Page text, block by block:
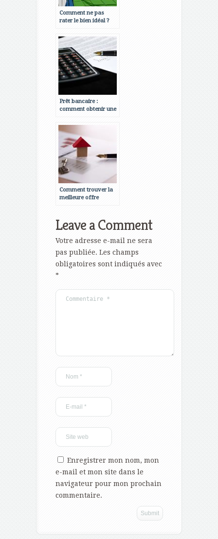
Comment ne pas
rater le bien idéal ?
Prêt bancaire :
comment obtenir une
Comment trouver la
meilleure offre
Leave a Comment
Votre adresse e-mail ne sera
pas publiée. Les champs
obligatoires sont indiqués avec
*
Enregistrer mon nom, mon
e-mail et mon site dans le
navigateur pour mon prochain
commentaire.